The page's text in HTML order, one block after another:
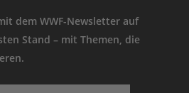
dem WWF-Newsletter auf
Stand – mit Themen, die